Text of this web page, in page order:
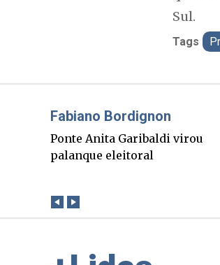
Sul.
Tags
Misael Elias
O Boato corre mais rápido
que a verdade. Mas quem